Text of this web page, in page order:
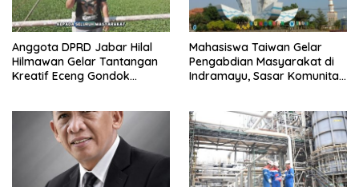
Anggota DPRD Jabar Hilal
Hilmawan Gelar Tantangan
Kreatif Eceng Gondok
Mahasiswa Taiwan Gelar
Pengabdian Masyarakat di
Indramayu, Sasar Komunitas